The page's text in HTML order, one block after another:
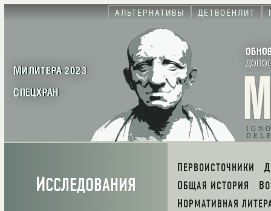
АЛЬТЕРНАТИВЫ ДЕТВОЕНЛИТ
МИЛИТЕРА 2023
СПЕЦХРАН
ИССЛЕДОВАНИЯ
ПЕРВОИСТОЧНИКИ
ОБЩАЯ ИСТОРИЯ
НОРМАТИВНАЯ